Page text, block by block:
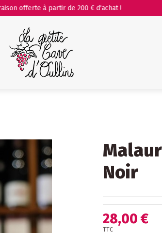
à partir de 200 € d'achat !
Noir
28,00 €
TTC